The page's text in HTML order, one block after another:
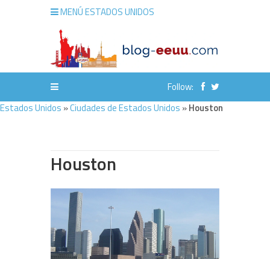
MENÚ ESTADOS UNIDOS
Follow:
Estados Unidos »Ciudades de Estados Unidos »Houston
Houston